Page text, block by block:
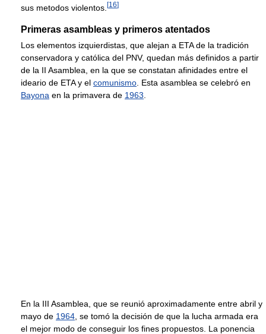
sus metodos violentos. [16]
Primeras asambleas y primeros atentados
Los elementos izquierdistas, que alejan a ETA de la tradición
conservadora y católica del PNV, quedan más definidos a partir
de la II Asamblea, en la que se constatan afinidades entre el
ideario de ETA y el comunismo . Esta asamblea se celebró en
Bayona en la primavera de 1963
En la III Asamblea, que se reunió aproximadamente entre abril y
mayo de 1964 , se tomó la decisión de que la lucha armada era
el mejor modo de conseguir los fines propuestos. La ponencia